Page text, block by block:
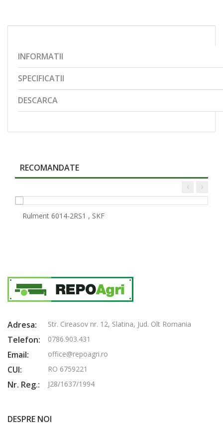
INFORMATII
SPECIFICATII
DESCARCA
RECOMANDATE
Rulment 6014-2RS1 , SKF
Adresa: Str. Cireasov nr. 12, Slatina, Jud. Olt Romania
Telefon: 0786.903.431
Email: office@repoagri.ro
CUI: RO 6759221
Nr. Reg.: J28/1637/1994
DESPRE NOI